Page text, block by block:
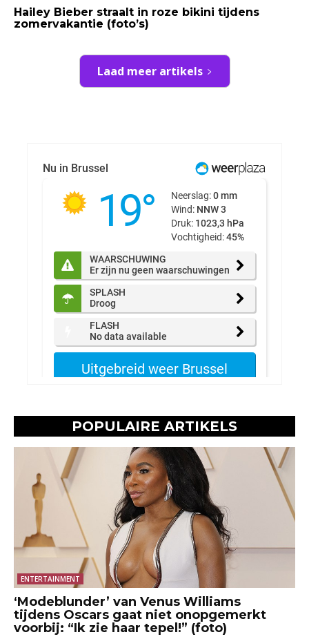
Hailey Bieber straalt in roze bikini tijdens
zomervakantie (foto’s)
Laad meer artikels
POPULAIRE ARTIKELS
ENTERTAINMENT
‘Modeblunder’ van Venus Williams
tijdens Oscars gaat niet onopgemerkt
voorbij: “Ik zie haar tepel!” (foto)